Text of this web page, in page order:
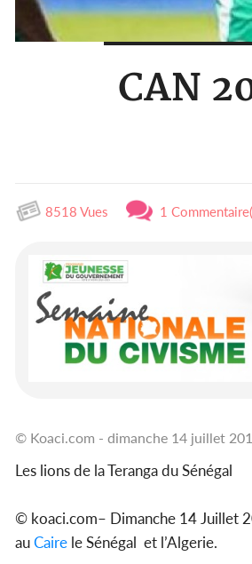
CAN
8518 Vues 1
© Koaci.com - dimanche 14 juillet
Les lions de la Teranga du Sénégal
© koaci.com– Dimanche 14 Juillet
auCaire le Sénégal et l’Algerie.